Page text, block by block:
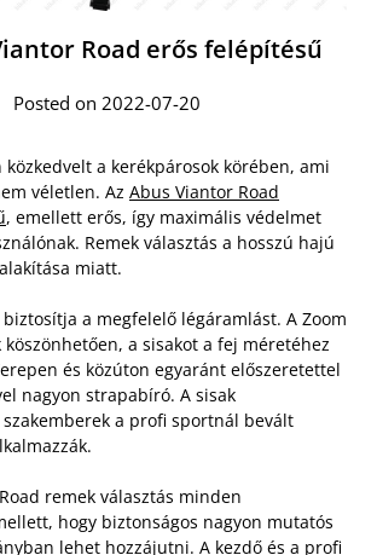
Road erős felépítésű
Posted on 2022-07-20
a kerékpárosok körében, ami
véletlen. Az Abus Viantor Road
, emellett erős, így maximális védelmet
Remek választás a hosszú hajú
miatt.
a megfelelő légáramlást. A Zoom
a sisakot a fej méretéhez
és közúton egyaránt előszeretettel
nagyon strapabíró. A sisak
a profi sportnál bevált
remek választás minden
hogy biztonságos nagyon mutatós
lehet hozzájutni. A kezdő és a profi